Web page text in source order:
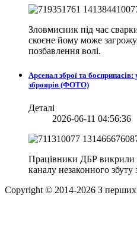
Зловмисник під час
скоєне йому може
позбавлення волі.
Арсенал зброї та
зброярів (ФОТО)
Деталі
2026-06-11 04:56:36
Працівники ДБР викрили
каналу незаконного
Copyright © 2014-2026 З перших